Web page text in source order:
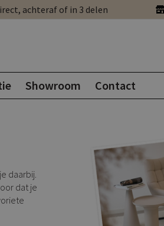
achteraf of in 3 delen
Showroom Contact
daarbij.
dat je